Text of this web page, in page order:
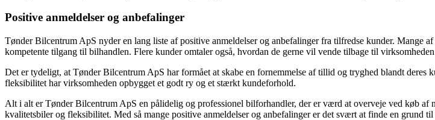
Positive anmeldelser og anbefalinger
Tønder Bilcentrum ApS nyder en lang liste af positive anmeldelser og anbefalinger fra tilfredse kunder. Mange
kompetente tilgang til bilhandlen. Flere kunder omtaler også, hvordan de gerne vil vende tilbage til
Det er tydeligt, at Tønder Bilcentrum ApS har formået at skabe en fornemmelse af tillid og tryghed blandt deres
fleksibilitet har virksomheden opbygget et godt ry og et stærkt kundeforhold.
Alt i alt er Tønder Bilcentrum ApS en pålidelig og professionel bilforhandler, der er værd at overveje ved køb
kvalitetsbiler og fleksibilitet. Med så mange positive anmeldelser og anbefalinger er det svært at finde en grund